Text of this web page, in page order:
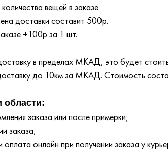
вещей в заказе.
доставки составит 500р.
+100р за 1 шт.
в пределах МКАД, это будет
до 10км за МКАД. Стоимость
заказа или после примерки;
заказа;
онлайн при получении заказа у